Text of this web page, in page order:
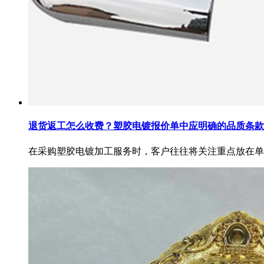
退货返工怎么收费？塑胶电镀报价单中应明确的品质条款
在采购塑胶电镀加工服务时，客户往往将关注重点放在